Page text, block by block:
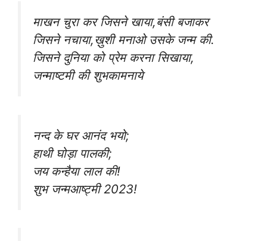
माखन चुरा कर जिसने खाया,बंसी बजाकर
जिसने नचाया,ख़ुशी मनाओ उसके जन्म की.
जिसने दुनिया को प्रेम करना सिखाया,
जन्माष्टमी की शुभकामनाये
नन्द के घर आनंद भयो;
हाथी घोड़ा पालकी;
जय कन्हैया लाल की!
शुभ जन्मआष्ट्मी 2023!